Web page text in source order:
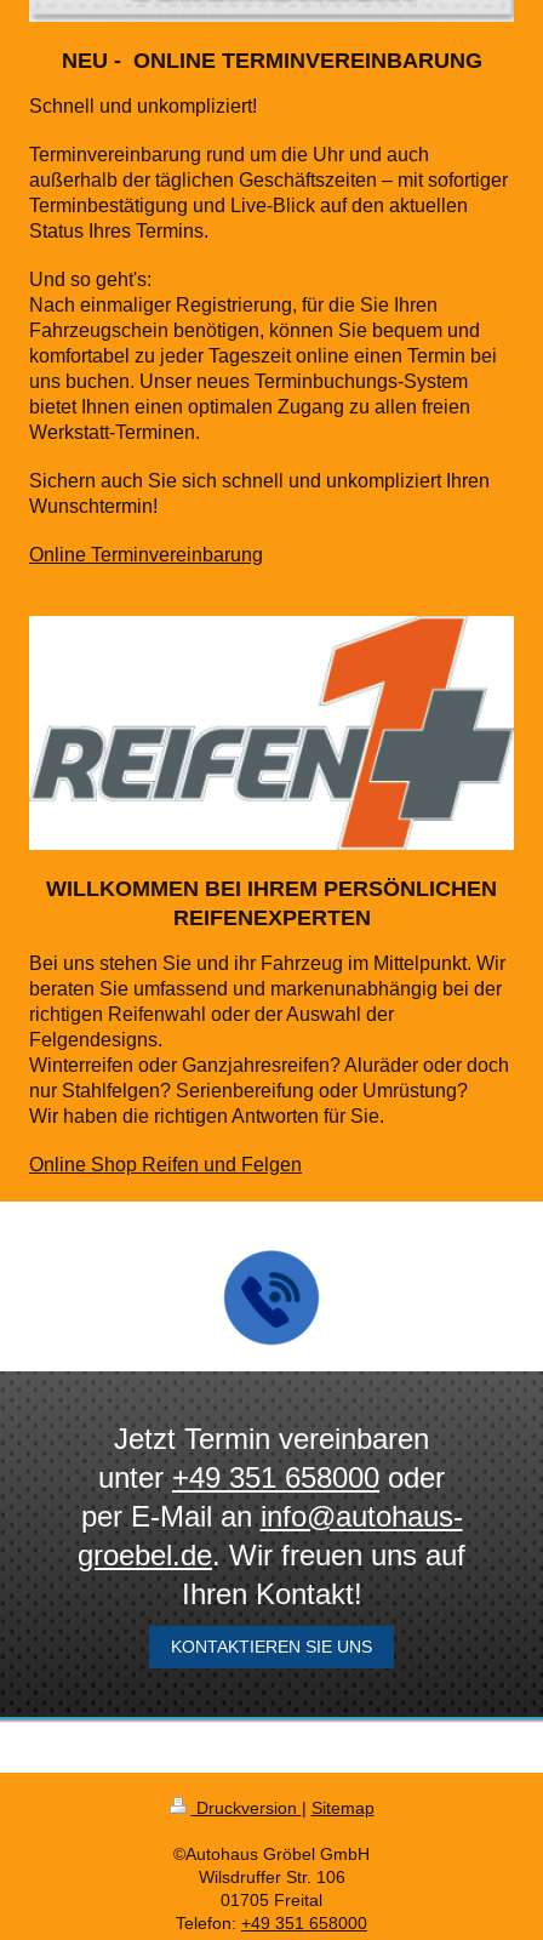
NEU - ONLINE TERMINVEREINBARUNG
Schnell und unkompliziert!
Terminvereinbarung rund um die Uhr und auch
außerhalb der täglichen Geschäftszeiten – mit sofortiger
Terminbestätigung und Live-Blick auf den aktuellen
Status Ihres Termins.
Und so geht's:
Nach einmaliger Registrierung, für die Sie Ihren
Fahrzeugschein benötigen, können Sie bequem und
komfortabel zu jeder Tageszeit online einen Termin bei
uns buchen. Unser neues Terminbuchungs-System
bietet Ihnen einen optimalen Zugang zu allen freien
Werkstatt-Terminen.
Sichern auch Sie sich schnell und unkompliziert Ihren
Wunschtermin!
Online Terminvereinbarung
WILLKOMMEN BEI IHREM PERSÖNLICHEN
REIFENEXPERTEN
Bei uns stehen Sie und ihr Fahrzeug im Mittelpunkt. Wir
beraten Sie umfassend und markenunabhängig bei der
richtigen Reifenwahl oder der Auswahl der
Felgendesigns.
Winterreifen oder Ganzjahresreifen? Aluräder oder doch
nur Stahlfelgen? Serienbereifung oder Umrüstung?
Wir haben die richtigen Antworten für Sie.
Online Shop Reifen und Felgen
Jetzt Termin vereinbaren
unter+49 351 658000 oder
per E-Mail aninfo@autohaus-
groebel.de. Wir freuen uns auf
Ihren Kontakt!
KONTAKTIEREN SIE UNS
Druckversion | Sitemap
©Autohaus Gröbel GmbH
Wilsdruffer Str. 106
01705 Freital
Telefon: +49 351 658000